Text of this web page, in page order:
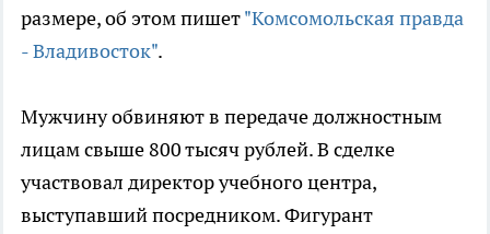
размере, об этом пишет"Комсомольская правда
- Владивосток".
Мужчину обвиняют в передаче должностным
лицам свыше 800 тысяч рублей. В сделке
участвовал директор учебного центра,
выступавший посредником. Фигурант